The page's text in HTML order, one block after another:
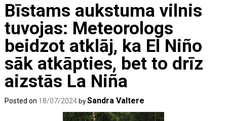
Bīstams aukstuma vilnis
tuvojas: Meteorologs
beidzot atklāj, ka El Niño
sāk atkāpties, bet to drīz
aizstās La Niña
Posted on 18/07/2024 bySandra Valtere